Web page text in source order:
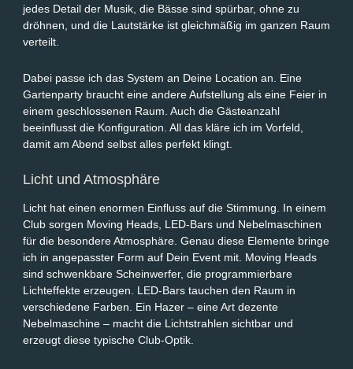
jedes Detail der Musik, die Bässe sind spürbar, ohne zu
dröhnen, und die Lautstärke ist gleichmäßig im ganzen Raum
verteilt.
Dabei passe ich das System an Deine Location an. Eine
Gartenparty braucht eine andere Aufstellung als eine Feier in
einem geschlossenen Raum. Auch die Gästeanzahl
beeinflusst die Konfiguration. All das kläre ich im Vorfeld,
damit am Abend selbst alles perfekt klingt.
Licht und Atmosphäre
Licht hat einen enormen Einfluss auf die Stimmung. In einem
Club sorgen Moving Heads, LED-Bars und Nebelmaschinen
für die besondere Atmosphäre. Genau diese Elemente bringe
ich in angepasster Form auf Dein Event mit. Moving Heads
sind schwenkbare Scheinwerfer, die programmierbare
Lichteffekte erzeugen. LED-Bars tauchen den Raum in
verschiedene Farben. Ein Hazer – eine Art dezente
Nebelmaschine – macht die Lichtstrahlen sichtbar und
erzeugt diese typische Club-Optik.